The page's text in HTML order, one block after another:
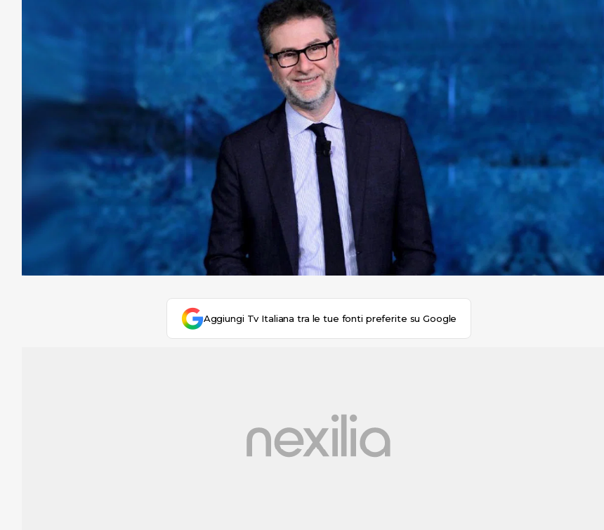
Aggiungi Tv Italiana tra le tue fonti preferite su Google